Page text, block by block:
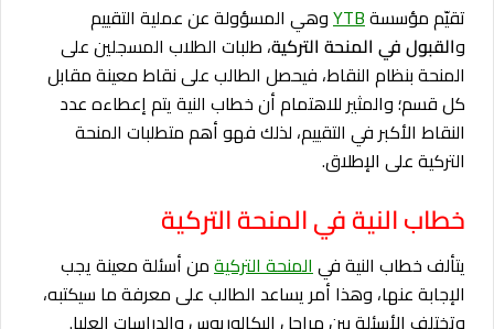
تقيّم مؤسسةYTBوهي المسؤولة عن عملية التقييم
والقبول في المنحة التركية، طلبات الطلاب المسجلين على
المنحة بنظام النقاط، فيحصل الطالب على نقاط معينة مقابل
كل قسم؛ والمثير للاهتمام أن خطاب النية يتم إعطاءه عدد
النقاط الأكبر في التقييم، لذلك فهو أهم متطلبات المنحة
التركية على الإطلاق.
خطاب النية في المنحة التركية
يتألف خطاب النية فيالمنحة التركيةمن أسئلة معينة يجب
الإجابة عنها، وهذا أمر يساعد الطالب على معرفة ما سيكتبه،
وتختلف الأسئلة بين مراحل البكالوريوس والدراسات العليا.